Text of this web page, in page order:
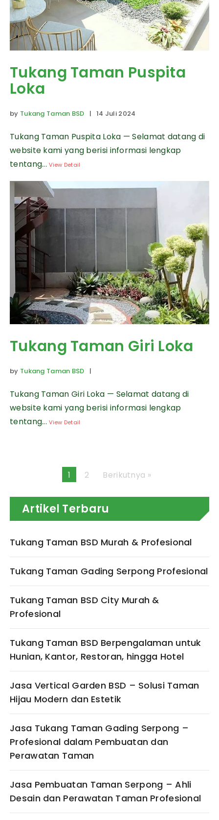
Tukang Taman Puspita
Loka
by Tukang Taman BSD | 14 Juli 2024
Tukang Taman Puspita Loka — Selamat datang di
website kami yang berisi informasi lengkap
tentang...View Detail
Tukang Taman Giri Loka
by Tukang Taman BSD |
Tukang Taman Giri Loka — Selamat datang di
website kami yang berisi informasi lengkap
tentang...View Detail
1 2 Berikutnya »
Artikel Terbaru
Tukang Taman BSD Murah & Profesional
Tukang Taman Gading Serpong Profesional
Tukang Taman BSD City Murah &
Profesional
Tukang Taman BSD Berpengalaman untuk
Hunian, Kantor, Restoran, hingga Hotel
Jasa Vertical Garden BSD – Solusi Taman
Hijau Modern dan Estetik
Jasa Tukang Taman Gading Serpong –
Profesional dalam Pembuatan dan
Perawatan Taman
Jasa Pembuatan Taman Serpong – Ahli
Desain dan Perawatan Taman Profesional